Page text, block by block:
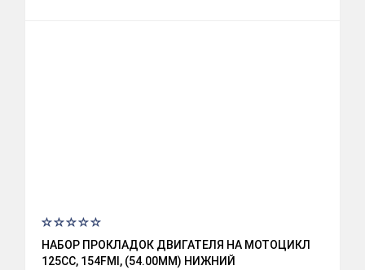
НАБОР ПРОКЛАДОК ДВИГАТЕЛЯ НА МОТОЦИКЛ
125CC, 154FMI, (54.00ММ) НИЖНИЙ